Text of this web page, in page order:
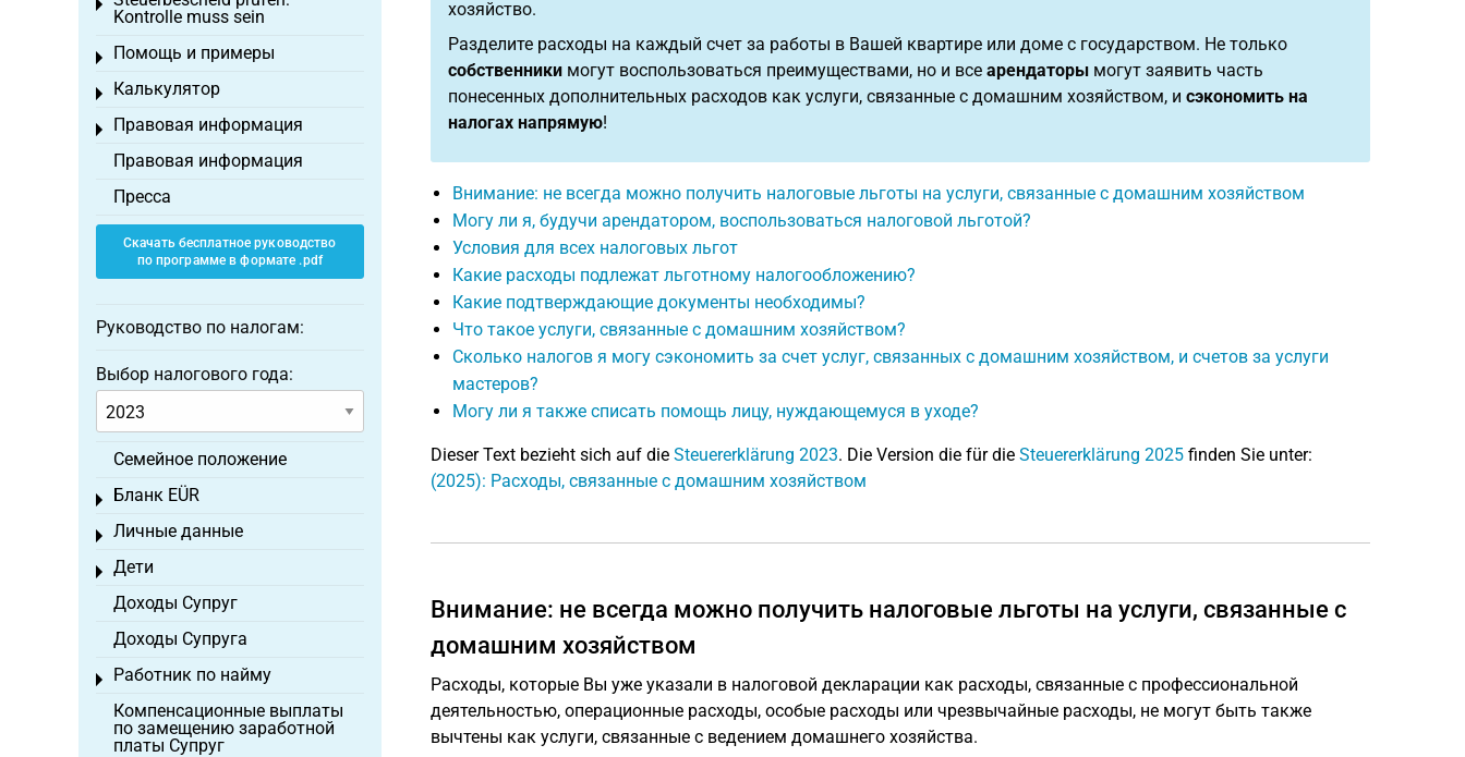
хозяйство.
Разделите расходы на каждый счет за работы в Вашей квартире или доме с государством. Не только
собственникимогут воспользоваться преимуществами, но и все арендаторымогут заявить часть
понесенных дополнительных расходов как услуги, связанные с домашним хозяйством, и сэкономить на
налогах напрямую!
Внимание: не всегда можно получить налоговые льготы на услуги, связанные с домашним хозяйством
Могу ли я, будучи арендатором, воспользоваться налоговой льготой?
Условия для всех налоговых льгот
Какие расходы подлежат льготному налогообложению?
Какие подтверждающие документы необходимы?
Что такое услуги, связанные с домашним хозяйством?
Сколько налогов я могу сэкономить за счет услуг, связанных с домашним хозяйством, и счетов за услуги
мастеров?
Могу ли я также списать помощь лицу, нуждающемуся в уходе?
Dieser Text bezieht sich auf die Steuererklärung 2023. Die Version die für die Steuererklärung 2025finden Sie unter:
(2025): Расходы, связанные с домашним хозяйством
Внимание: не всегда можно получить налоговые льготы на услуги, связанные с
домашним хозяйством
Расходы, которые Вы уже указали в налоговой декларации как расходы, связанные с профессиональной
деятельностью, операционные расходы, особые расходы или чрезвычайные расходы, не могут быть также
вычтены как услуги, связанные с ведением домашнего хозяйства.
Kontrolle muss sein
Toggle menu
Помощь и примеры
Toggle menu
Калькулятор
Toggle menu
Правовая информация
Toggle menu
Правовая информация
Пресса
Скачать бесплатное руководство
по программе в формате .pdf
Руководство по налогам:
Выбор налогового года:
Семейное положение
Бланк EÜR
Toggle menu
Личные данные
Toggle menu
Дети
Toggle menu
Доходы Супруг
Доходы Супруга
Работник по найму
Toggle menu
Компенсационные выплаты
по замещению заработной
платы Супруг